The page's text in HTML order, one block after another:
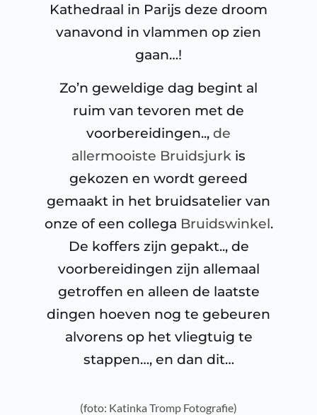
Kathedraal in Parijs deze droom
vanavond in vlammen op zien
gaan…!
Zo’n geweldige dag begint al
ruim van tevoren met de
voorbereidingen.., de
allermooiste Bruidsjurk is
gekozen en wordt gereed
gemaakt in het bruidsatelier van
onze of een collega Bruidswinkel.
De koffers zijn gepakt.., de
voorbereidingen zijn allemaal
getroffen en alleen de laatste
dingen hoeven nog te gebeuren
alvorens op het vliegtuig te
stappen…, en dan dit…
(foto: Katinka Tromp Fotografie)